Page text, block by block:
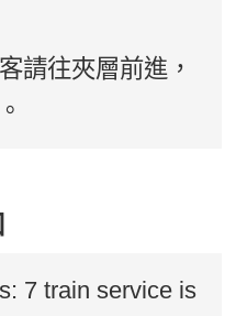
請往夾層前進，
7 train service is